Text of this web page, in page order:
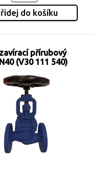
přírubový
(V30 111 540)